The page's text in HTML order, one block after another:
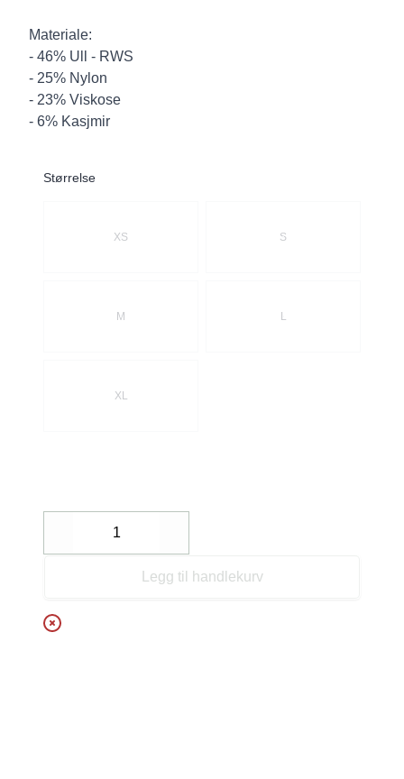
Materiale:
- 46% Ull - RWS
- 25% Nylon
- 23% Viskose
- 6% Kasjmir
Størrelse
XS S
M L
XL
Decrease
Legg til handlekurv